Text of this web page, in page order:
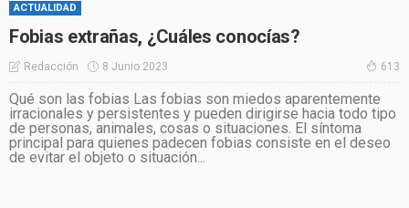
ACTUALIDAD
Fobias extrañas, ¿Cuáles conocías?
Redacción 8 Junio 2023 613
Qué son las fobias Las fobias son miedos aparentemente
irracionales y persistentes y pueden dirigirse hacia todo tipo
de personas, animales, cosas o situaciones. El síntoma
principal para quienes padecen fobias consiste en el deseo
de evitar el objeto o situación...